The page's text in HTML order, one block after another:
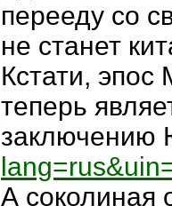
перееду со
не станет
Кстати,
теперь
заключению
А соколиная